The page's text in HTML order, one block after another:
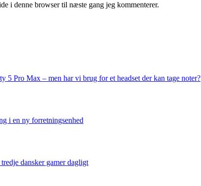
i denne browser til næste gang jeg kommenterer.
5 Pro Max – men har vi brug for et headset der kan tage noter?
i en ny forretningsenhed
dansker gamer dagligt